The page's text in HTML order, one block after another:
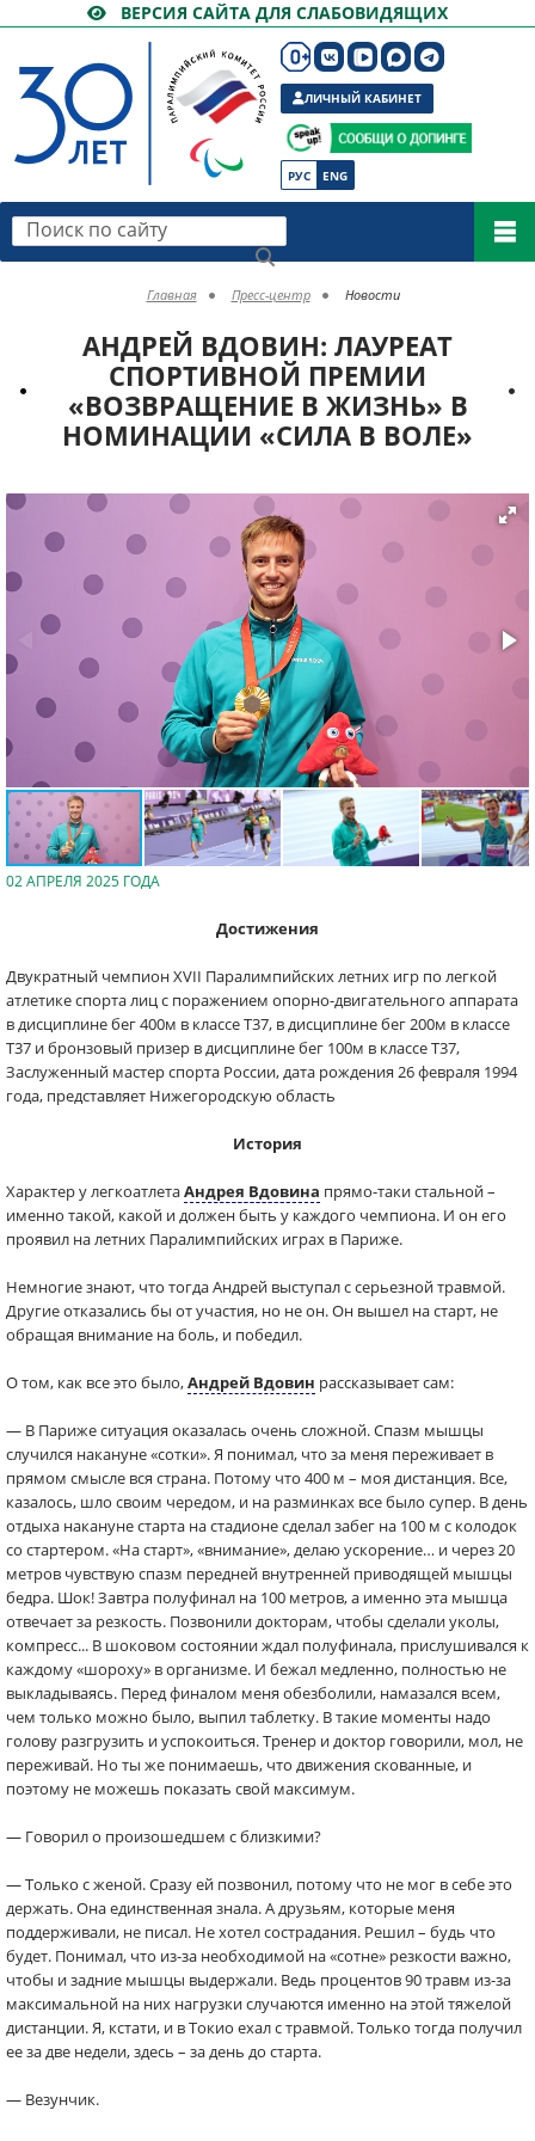
ВЕРСИЯ САЙТА ДЛЯ СЛАБОВИДЯЩИХ
РУС ENG
ЛИЧНЫЙ КАБИНЕТ
Поиск по сайту
Главная Пресс-центр Новости
АНДРЕЙ ВДОВИН: ЛАУРЕАТ
СПОРТИВНОЙ ПРЕМИИ
«ВОЗВРАЩЕНИЕ В ЖИЗНЬ» В
НОМИНАЦИИ «СИЛА В ВОЛЕ»
02 АПРЕЛЯ 2025 ГОДА
Достижения
Двукратный чемпион XVII Паралимпийских летних игр по легкой
атлетике спорта лиц с поражением опорно-двигательного аппарата
в дисциплине бег 400м в классе Т37, в дисциплине бег 200м в классе
Т37 и бронзовый призер в дисциплине бег 100м в классе Т37,
Заслуженный мастер спорта России, дата рождения 26 февраля 1994
года, представляет Нижегородскую область
История
Характер у легкоатлетаАндрея Вдовина прямо-таки стальной –
именно такой, какой и должен быть у каждого чемпиона. И он его
проявил на летних Паралимпийских играх в Париже.
Немногие знают, что тогда Андрей выступал с серьезной травмой.
Другие отказались бы от участия, но не он. Он вышел на старт, не
обращая внимание на боль, и победил.
О том, как все это было,Андрей Вдовин рассказывает сам:
— В Париже ситуация оказалась очень сложной. Спазм мышцы
случился накануне «сотки». Я понимал, что за меня переживает в
прямом смысле вся страна. Потому что 400 м – моя дистанция. Все,
казалось, шло своим чередом, и на разминках все было супер. В день
отдыха накануне старта на стадионе сделал забег на 100 м с колодок
со стартером. «На старт», «внимание», делаю ускорение… и через 20
метров чувствую спазм передней внутренней приводящей мышцы
бедра. Шок! Завтра полуфинал на 100 метров, а именно эта мышца
отвечает за резкость. Позвонили докторам, чтобы сделали уколы,
компресс... В шоковом состоянии ждал полуфинала, прислушивался к
каждому «шороху» в организме. И бежал медленно, полностью не
выкладываясь. Перед финалом меня обезболили, намазался всем,
чем только можно было, выпил таблетку. В такие моменты надо
голову разгрузить и успокоиться. Тренер и доктор говорили, мол, не
переживай. Но ты же понимаешь, что движения скованные, и
поэтому не можешь показать свой максимум.
— Говорил о произошедшем с близкими?
— Только с женой. Сразу ей позвонил, потому что не мог в себе это
держать. Она единственная знала. А друзьям, которые меня
поддерживали, не писал. Не хотел сострадания. Решил – будь что
будет. Понимал, что из-за необходимой на «сотне» резкости важно,
чтобы и задние мышцы выдержали. Ведь процентов 90 травм из-за
максимальной на них нагрузки случаются именно на этой тяжелой
дистанции. Я, кстати, и в Токио ехал с травмой. Только тогда получил
ее за две недели, здесь – за день до старта.
— Везунчик.